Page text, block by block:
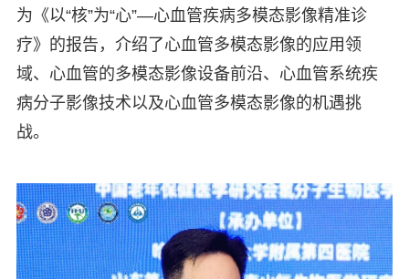
为《以“核”为“心”—心血管疾病多模态影像精准诊
疗》的报告，介绍了心血管多模态影像的应用领
域、心血管的多模态影像设备前沿、心血管系统疾
病分子影像技术以及心血管多模态影像的机遇挑
战。